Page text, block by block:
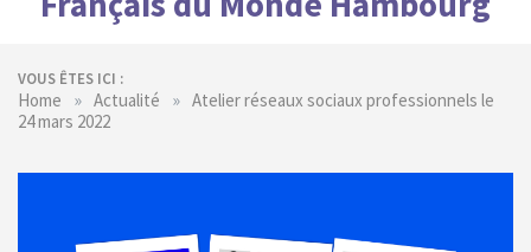
VOUS ÊTES ICI :
Home » Actualité » Atelier réseaux sociaux professionnels le
24 mars 2022